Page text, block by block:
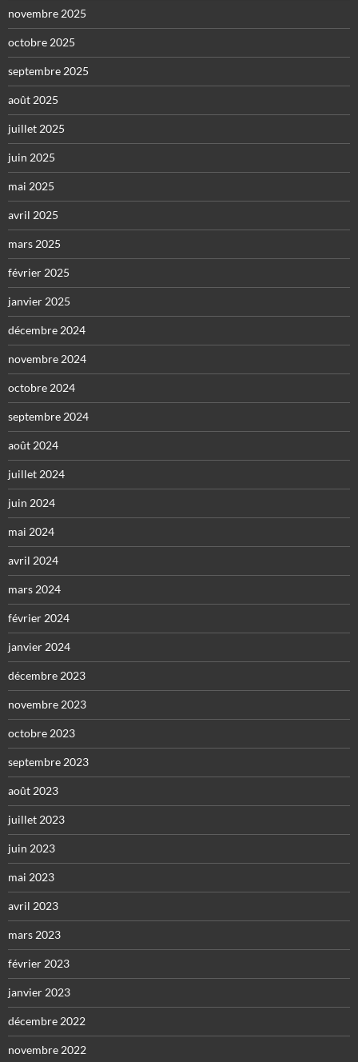
novembre 2025
octobre 2025
septembre 2025
août 2025
juillet 2025
juin 2025
mai 2025
avril 2025
mars 2025
février 2025
janvier 2025
décembre 2024
novembre 2024
octobre 2024
septembre 2024
août 2024
juillet 2024
juin 2024
mai 2024
avril 2024
mars 2024
février 2024
janvier 2024
décembre 2023
novembre 2023
octobre 2023
septembre 2023
août 2023
juillet 2023
juin 2023
mai 2023
avril 2023
mars 2023
février 2023
janvier 2023
décembre 2022
novembre 2022